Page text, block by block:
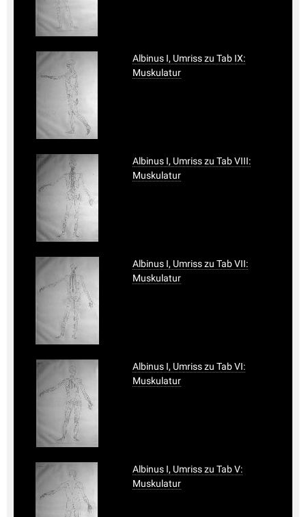
Albinus I, Umriss zu Tab IX:
Muskulatur
Albinus I, Umriss zu Tab VIII:
Muskulatur
Albinus I, Umriss zu Tab VII:
Muskulatur
Albinus I, Umriss zu Tab VI:
Muskulatur
Albinus I, Umriss zu Tab V:
Muskulatur